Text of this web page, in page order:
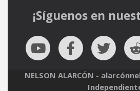
¡Síguenos en
NELSON ALARCÓN -